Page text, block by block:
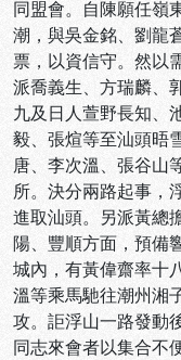
同盟會。自陳願任嶺
潮，與吳金銘、劉龍
票，以資信守。然以
派喬義生、方瑞麟、
九及日人萱野長知、
毅、張煊等至汕頭晤
唐、李次溫、張谷山
所。決分兩路起事，
進取汕頭。另派黃總
陽、豐順方面，預備
城內，有黃偉齋率十
溫等乘馬馳往潮州湘
攻。詎浮山一路發動
同志來會者以集合不